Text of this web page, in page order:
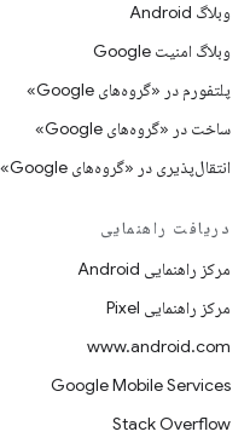
وبلاگ Android
وبلاگ امنیت Google
پلتفورم در «گروه‌های Google»
ساخت در «گروه‌های Google»
انتقال‌پذیری در «گروه‌های Google»
دریافت راهنمایی
مرکز راهنمایی Android
مرکز راهنمایی Pixel
www.android.com
Google Mobile Services
Stack Overflow